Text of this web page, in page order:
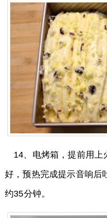
14、电烤箱，提前用
好，预热完成提示音响后
约35分钟。